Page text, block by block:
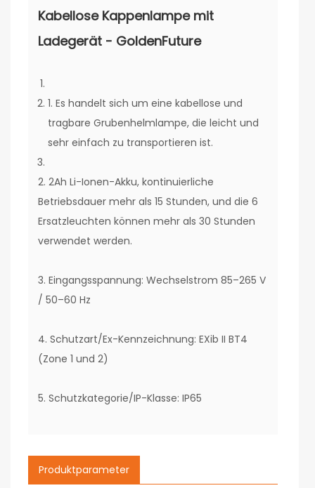
Kabellose Kappenlampe mit
Ladegerät - GoldenFuture
1. Es handelt sich um eine kabellose und
tragbare Grubenhelmlampe, die leicht und
sehr einfach zu transportieren ist.
2. 2Ah Li-Ionen-Akku, kontinuierliche
Betriebsdauer mehr als 15 Stunden, und die 6
Ersatzleuchten können mehr als 30 Stunden
verwendet werden.
3. Eingangsspannung: Wechselstrom 85–265 V
/ 50–60 Hz
4. Schutzart/Ex-Kennzeichnung: EXib II BT4
(Zone 1 und 2)
5. Schutzkategorie/IP-Klasse: IP65
Produktparameter